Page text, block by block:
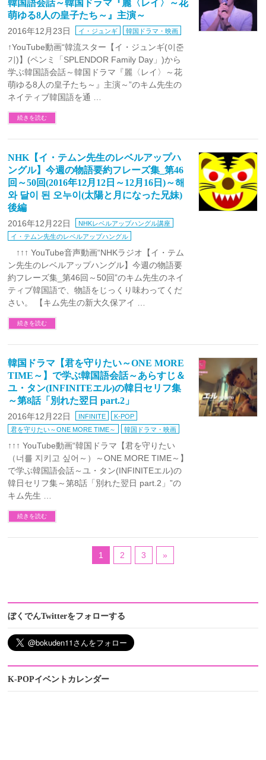
韓国語会話～韓国ドラマ『麗〈レイ〉～花
萌ゆる8人の皇子たち～』主演～
2016年12月23日 イ・ジュンギ 韓国ドラマ・映画
↑YouTube動画“韓流スター【イ・ジュンギ(이준
기)】(ペンミ「SPLENDOR Family Day」)から
学ぶ韓国語会話～韓国ドラマ『麗〈レイ〉～花
萌ゆる8人の皇子たち～』主演～”のキム先生の
ネイティブ韓国語を通 …
続きを読む
NHK【イ・テムン先生のレベルアップハ
ングル】今週の物語要約フレーズ集_第46
回～50回(2016年12月12日～12月16日)～해
와 달이 된 오누이(太陽と月になった兄妹)
後編
2016年12月22日
NHKレベルアップハングル講座
イ・テムン先生のレベルアップハングル
↑↑↑ YouTube音声動画“NHKラジオ【イ・テム
ン先生のレベルアップハングル】今週の物語要
約フレーズ集_第46回～50回”のキム先生のネイ
ティブ韓国語で、物語をじっくり味わってくだ
さい。 【キム先生の新大久保アイ …
続きを読む
韓国ドラマ【君を守りたい～ONE MORE
TIME～】で学ぶ韓国語会話～あらすじ＆
ユ・タン(INFINITEエル)の韓日セリフ集
～第8話「別れた翌日 part.2」
2016年12月22日 INFINITE
K-POP
君を守りたい～ONE MORE TIME～
韓国ドラマ・映画
↑↑↑ YouTube動画“韓国ドラマ【君を守りたい
（너를 지키고 싶어～）～ONE MORE TIME～】
で学ぶ韓国語会話～ユ・タン(INFINITEエル)の
韓日セリフ集～第8話「別れた翌日 part.2」”の
キム先生 …
続きを読む
1 2 3 »
ぼくでんTwitterをフォローする
K-POPイベントカレンダー